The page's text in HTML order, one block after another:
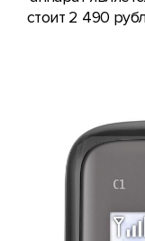
стоит 2 490